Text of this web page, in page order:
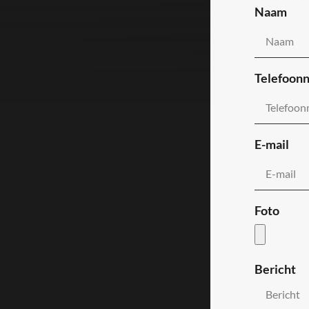
Naam
E-mail
Foto
Bericht